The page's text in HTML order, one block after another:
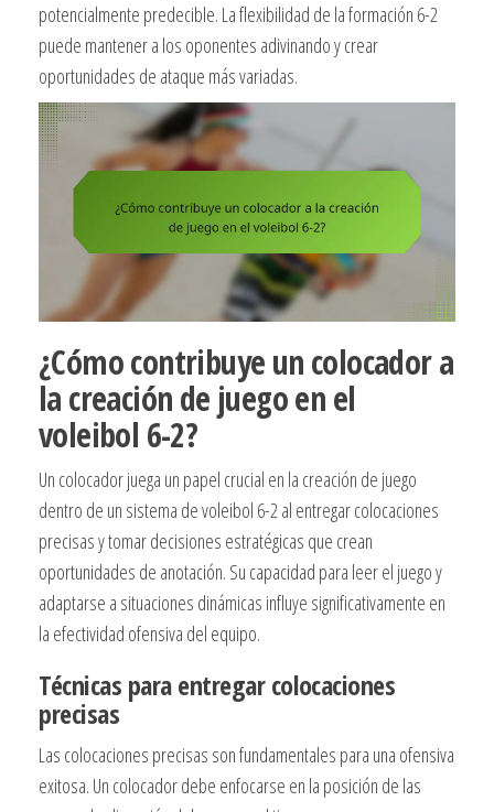
potencialmente predecible. La flexibilidad de la formación 6-2
puede mantener a los oponentes adivinando y crear
oportunidades de ataque más variadas.
¿Cómo contribuye un colocador a
la creación de juego en el
voleibol 6-2?
Un colocador juega un papel crucial en la creación de juego
dentro de un sistema de voleibol 6-2 al entregar colocaciones
precisas y tomar decisiones estratégicas que crean
oportunidades de anotación. Su capacidad para leer el juego y
adaptarse a situaciones dinámicas influye significativamente en
la efectividad ofensiva del equipo.
Técnicas para entregar colocaciones
precisas
Las colocaciones precisas son fundamentales para una ofensiva
exitosa. Un colocador debe enfocarse en la posición de las